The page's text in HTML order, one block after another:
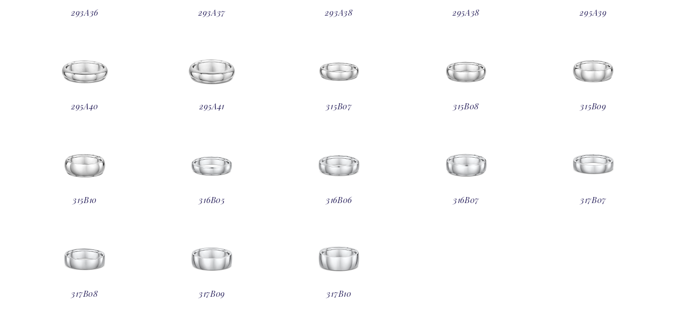
293A36 293A37 293A38 295A38 295A39
295A40 295A41 315B07 315B08 315B09
315B10 316B05 316B06 316B07 317B07
317B08 317B09 317B10